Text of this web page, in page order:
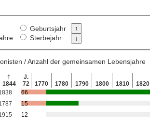
Geburtsjahr
Sterbejahr
/ Anzahl der gemeinsamen Lebensjahre
†
1844
J.
72
1770 1780 1790 1800 1810 1820
66
15
12